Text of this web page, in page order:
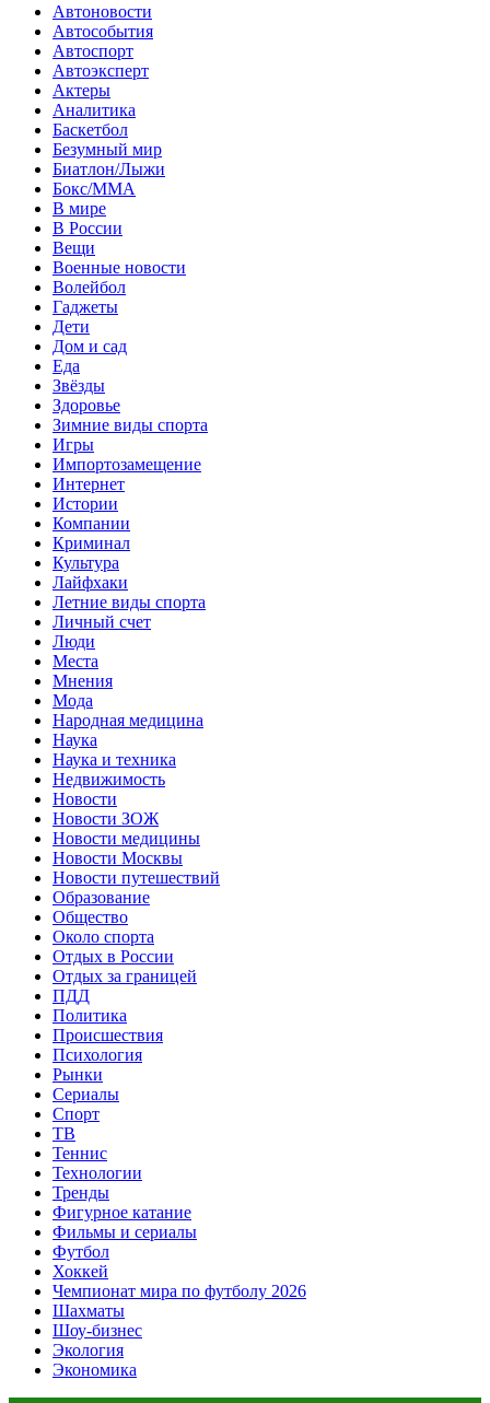
Автоновости
Автособытия
Автоспорт
Автоэксперт
Актеры
Аналитика
Баскетбол
Безумный мир
Биатлон/Лыжи
Бокс/MMA
В мире
В России
Вещи
Военные новости
Волейбол
Гаджеты
Дети
Дом и сад
Еда
Звёзды
Здоровье
Зимние виды спорта
Игры
Импортозамещение
Интернет
Истории
Компании
Криминал
Культура
Лайфхаки
Летние виды спорта
Личный счет
Люди
Места
Мнения
Мода
Народная медицина
Наука
Наука и техника
Недвижимость
Новости
Новости ЗОЖ
Новости медицины
Новости Москвы
Новости путешествий
Образование
Общество
Около спорта
Отдых в России
Отдых за границей
ПДД
Политика
Происшествия
Психология
Рынки
Сериалы
Спорт
ТВ
Теннис
Технологии
Тренды
Фигурное катание
Фильмы и сериалы
Футбол
Хоккей
Чемпионат мира по футболу 2026
Шахматы
Шоу-бизнес
Экология
Экономика